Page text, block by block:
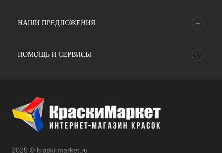
НАШИ ПРЕДЛОЖЕНИЯ
ПОМОЩЬ И СЕРВИСЫ
2025 © kraski-market.ru